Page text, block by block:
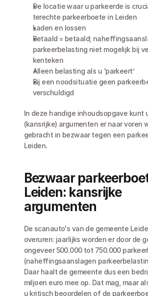
De locatie waar u parkeerde is
terechte parkeerboete in Leiden
Laden en lossen
Betaald = betaald;
parkeerbelasting niet mogelijk bij
kenteken
Alleen belasting als u ‘parkeert’
Bij een noodsituatie geen
verschuldigd
In deze handige inhoudsopgave kunt
(kansrijke) argumenten er naar voren
gebracht in bezwaar tegen een
Leiden.
Bezwaar
Leiden: kansrijke
argumenten
De scanauto's van de gemeente
overuren: jaarlijks worden er door de
ongeveer 500.000 tot 750.000
(naheffingsaanslagen
Daar haalt de gemeente dus een
miljoen euro mee op. Dat mag, maar
u kritisch beoordelen of de